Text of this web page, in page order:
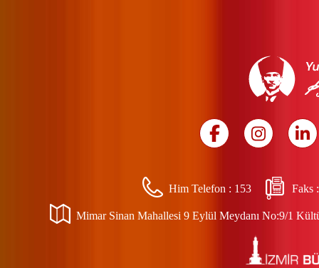
Him Telefon : 153 Faks
Mimar Sinan Mahallesi 9 Eylül Meydanı No:9/1